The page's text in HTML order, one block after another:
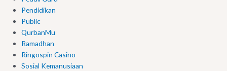
Pendidikan
Public
QurbanMu
Ramadhan
Ringospin Casino
Sosial Kemanusiaan